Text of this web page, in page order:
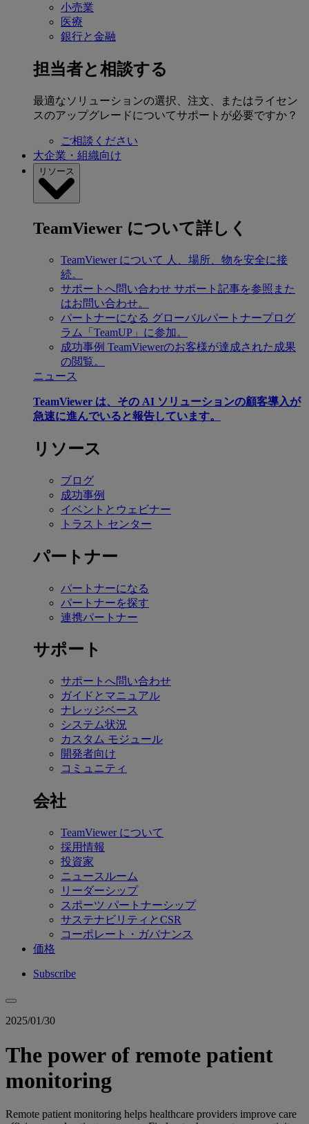
小売業
医療
銀行と金融
担当者と相談する
最適なソリューションの選択、注文、またはライセン
スのアップグレードについてサポートが必要ですか？
ご相談ください
大企業・組織向け
リソース
TeamViewer について詳しく
TeamViewer について 人、場所、物を安全に接
続。
サポートへ問い合わせ サポート記事を参照また
はお問い合わせ。
パートナーになる グローバルパートナープログ
ラム「TeamUP」に参加。
成功事例 TeamViewerのお客様が達成された成果
の閲覧。
ニュース
TeamViewer は、その AI ソリューションの顧客導入が
急速に進んでいると報告しています。
リソース
ブログ
成功事例
イベントとウェビナー
トラスト センター
パートナー
パートナーになる
パートナーを探す
連携パートナー
サポート
サポートへ問い合わせ
ガイドとマニュアル
ナレッジベース
システム状況
カスタム モジュール
開発者向け
コミュニティ
会社
TeamViewer について
採用情報
投資家
ニュースルーム
リーダーシップ
スポーツ パートナーシップ
サステナビリティとCSR
コーポレート・ガバナンス
価格
Subscribe
2025/01/30
The power of remote patient
monitoring
Remote patient monitoring helps healthcare providers improve care